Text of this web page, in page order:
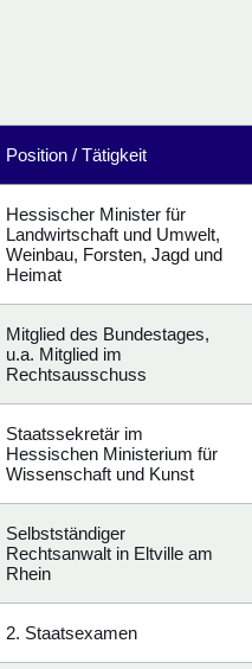
Position / Tätigkeit
Hessischer Minister für
Landwirtschaft und Umwelt,
Weinbau, Forsten, Jagd und
Heimat
Mitglied des Bundestages,
u.a. Mitglied im
Rechtsausschuss
Staatssekretär im
Hessischen Ministerium für
Wissenschaft und Kunst
Selbstständiger
Rechtsanwalt in Eltville am
Rhein
2. Staatsexamen